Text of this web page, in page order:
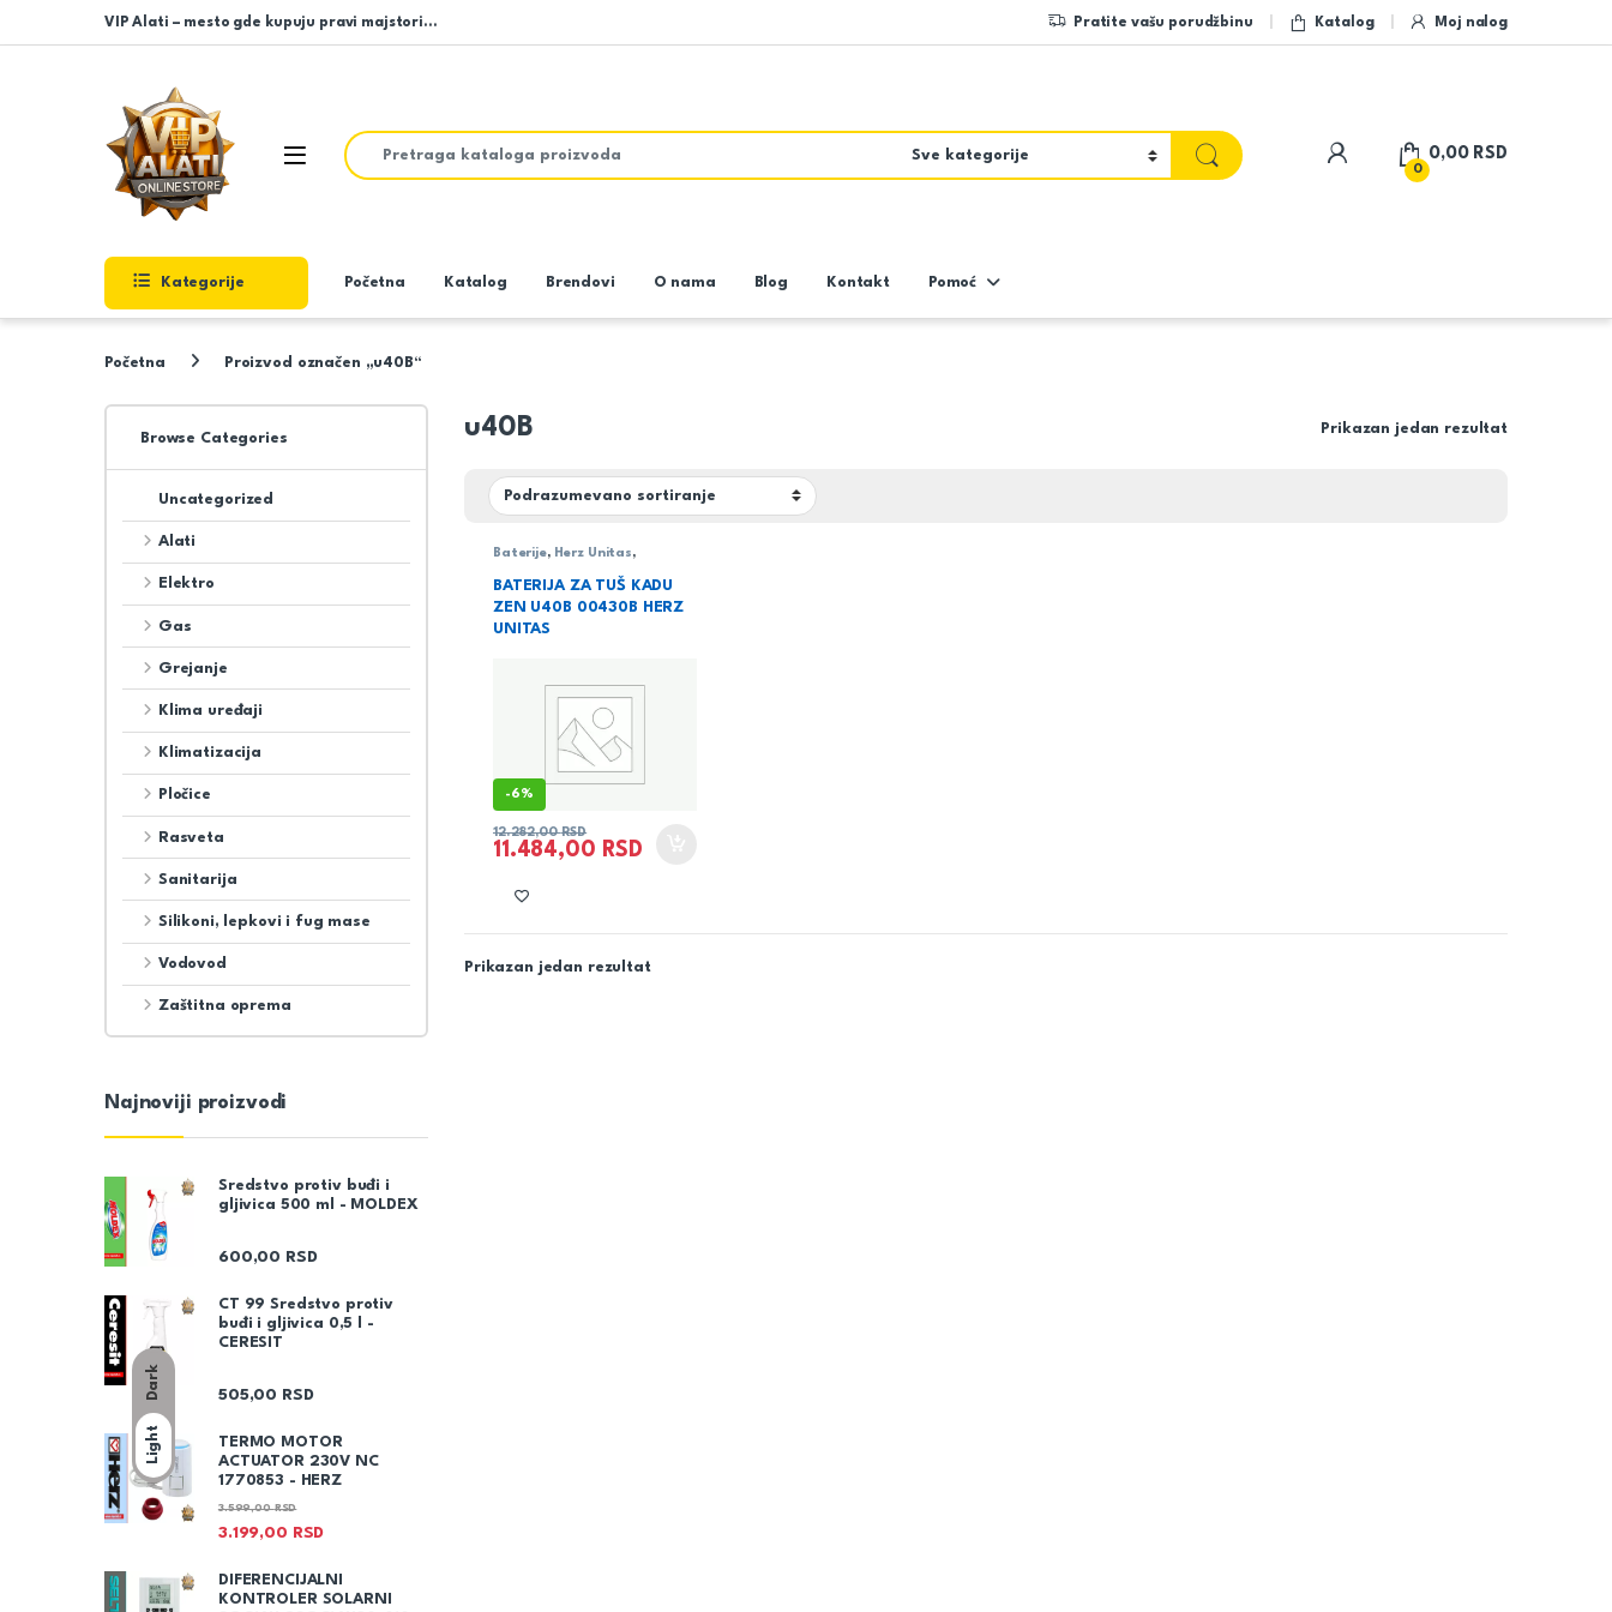
Dark
Light
Skip to navigation
Skip to content
VIP Alati – mesto gde kupuju pravi majstori… Pratite vašu porudžbinu Katalog Moj nalog
Open
Search for:
My Account
0
0,00 RSD
Kategorije Početna Katalog Brendovi O nama Blog Kontakt Pomoć
Početna Proizvod označen „u40B“
u40B Prikazan jedan rezultat
Baterije, Herz Unitas,
BATERIJA ZA TUŠ KADU
ZEN U40B 00430B HERZ
UNITAS
-6%
11.484,00 RSD
12.282,00RSD
Prikazan jedan rezultat
Browse Categories
Uncategorized
Alati
Elektro
Gas
Grejanje
Klima uređaji
Klimatizacija
Pločice
Rasveta
Sanitarija
Silikoni, lepkovi i fug mase
Vodovod
Zaštitna oprema
Najnoviji proizvodi
Sredstvo protiv buđi i
gljivica 500 ml - MOLDEX
600,00 RSD
CT 99 Sredstvo protiv
buđi i gljivica 0,5 l -
CERESIT
505,00 RSD
TERMO MOTOR
ACTUATOR 230V NC
1770853 - HERZ
3.199,00 RSD
3.599,00RSD
DIFERENCIJALNI
KONTROLER SOLARNI